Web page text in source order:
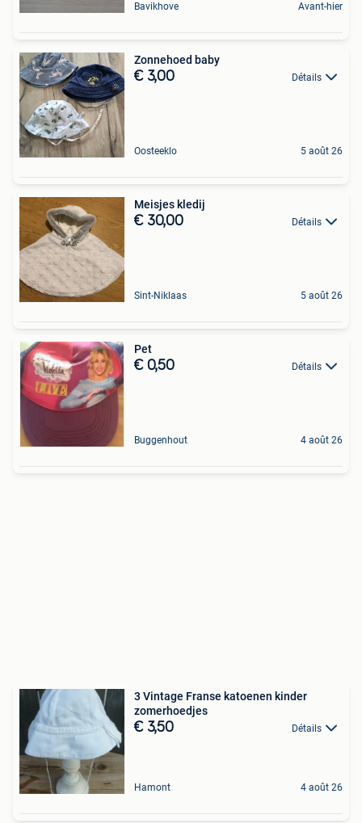
Bavikhove Avant-hier
Zonnehoed baby
€ 3,00 Détails
Oosteeklo 5 août 26
Meisjes kledij
€ 30,00 Détails
Sint-Niklaas 5 août 26
Pet
€ 0,50 Détails
Buggenhout 4 août 26
3 Vintage Franse katoenen kinder
zomerhoedjes
€ 3,50 Détails
Hamont 4 août 26